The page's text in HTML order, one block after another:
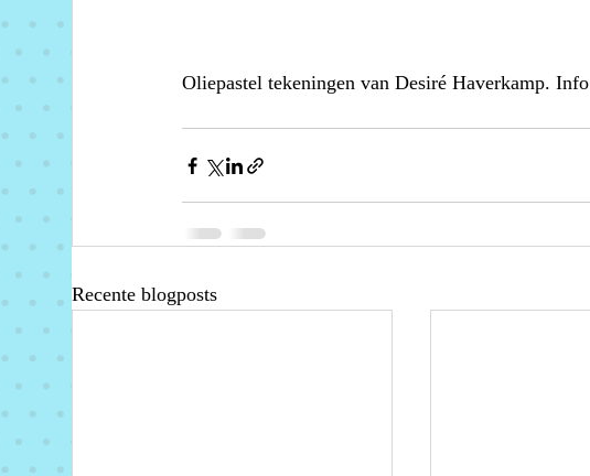
Oliepastel tekeningen van Desiré Haverkamp. Info
Recente blogposts